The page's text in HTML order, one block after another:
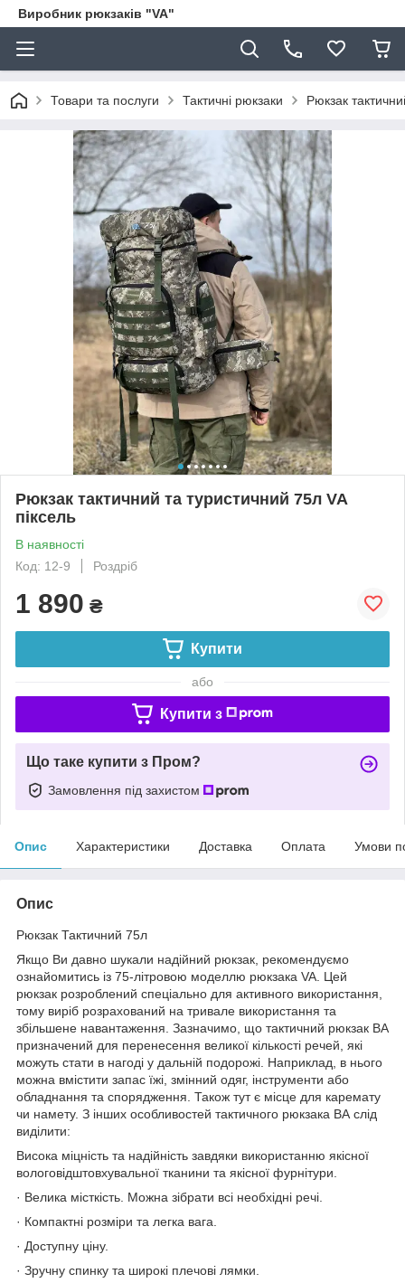
Виробник рюкзаків "VA"
Товари та послуги Тактичні рюкзаки Рюкзак
Рюкзак тактичний та туристичний 75л VA
піксель
В наявності
Код: 12-9
Роздріб
1 890 ₴
Купити
або
Купити з
Що таке купити з Пром?
Замовлення під захистом
Опис Характеристики Доставка Оплата Умови
Опис
Рюкзак Тактичний 75л
Якщо Ви давно шукали надійний рюкзак, рекомендуємо
ознайомитись із 75-літровою моделлю рюкзака VA. Цей
рюкзак розроблений спеціально для активного використання,
тому виріб розрахований на тривале використання та
збільшене навантаження. Зазначимо, що тактичний рюкзак ВА
призначений для перенесення великої кількості речей, які
можуть стати в нагоді у дальній подорожі. Наприклад, в нього
можна вмістити запас їжі, змінний одяг, інструменти або
обладнання та спорядження. Також тут є місце для каремату
чи намету. З інших особливостей тактичного рюкзака ВА слід
виділити:
Висока міцність та надійність завдяки використанню якісної
вологовідштовхувальної тканини та якісної фурнітури.
· Велика місткість. Можна зібрати всі необхідні речі.
· Компактні розміри та легка вага.
· Доступну ціну.
· Зручну спинку та широкі плечові лямки.